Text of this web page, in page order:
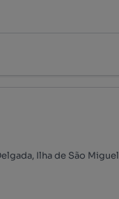
Ilha de São Miguel